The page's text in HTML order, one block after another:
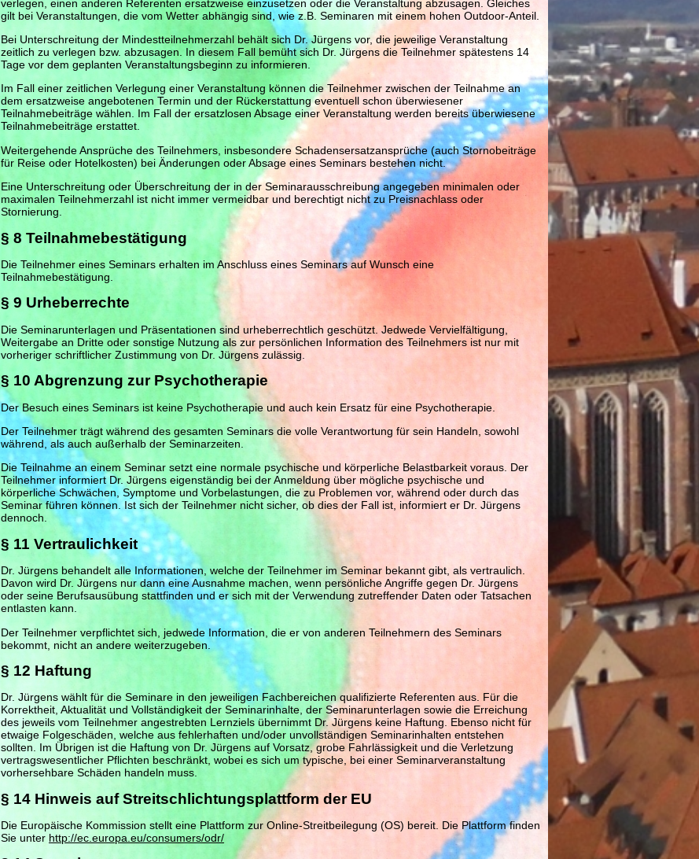
verlegen, einen anderen Referenten ersatzweise einzusetzen oder die Veranstaltung abzusagen. Gleiches
gilt bei Veranstaltungen, die vom Wetter abhängig sind, wie z.B. Seminaren mit einem hohen Outdoor-Anteil.
Bei Unterschreitung der Mindestteilnehmerzahl behält sich Dr. Jürgens vor, die jeweilige Veranstaltung
zeitlich zu verlegen bzw. abzusagen. In diesem Fall bemüht sich Dr. Jürgens die Teilnehmer spätestens 14
Tage vor dem geplanten Veranstaltungsbeginn zu informieren.
Im Fall einer zeitlichen Verlegung einer Veranstaltung können die Teilnehmer zwischen der Teilnahme an
dem ersatzweise angebotenen Termin und der Rückerstattung eventuell schon überwiesener
Teilnahmebeiträge wählen. Im Fall der ersatzlosen Absage einer Veranstaltung werden bereits überwiesene
Teilnahmebeiträge erstattet.
Weitergehende Ansprüche des Teilnehmers, insbesondere Schadensersatzansprüche (auch Stornobeiträge
für Reise oder Hotelkosten) bei Änderungen oder Absage eines Seminars bestehen nicht.
Eine Unterschreitung oder Überschreitung der in der Seminarausschreibung angegeben minimalen oder
maximalen Teilnehmerzahl ist nicht immer vermeidbar und berechtigt nicht zu Preisnachlass oder
Stornierung.
§ 8 Teilnahmebestätigung
Die Teilnehmer eines Seminars erhalten im Anschluss eines Seminars auf Wunsch eine
Teilnahmebestätigung.
§ 9 Urheberrechte
Die Seminarunterlagen und Präsentationen sind urheberrechtlich geschützt. Jedwede Vervielfältigung,
Weitergabe an Dritte oder sonstige Nutzung als zur persönlichen Information des Teilnehmers ist nur mit
vorheriger schriftlicher Zustimmung von Dr. Jürgens zulässig.
§ 10 Abgrenzung zur Psychotherapie
Der Besuch eines Seminars ist keine Psychotherapie und auch kein Ersatz für eine Psychotherapie.
Der Teilnehmer trägt während des gesamten Seminars die volle Verantwortung für sein Handeln, sowohl
während, als auch außerhalb der Seminarzeiten.
Die Teilnahme an einem Seminar setzt eine normale psychische und körperliche Belastbarkeit voraus. Der
Teilnehmer informiert Dr. Jürgens eigenständig bei der Anmeldung über mögliche psychische und
körperliche Schwächen, Symptome und Vorbelastungen, die zu Problemen vor, während oder durch das
Seminar führen können. Ist sich der Teilnehmer nicht sicher, ob dies der Fall ist, informiert er Dr. Jürgens
dennoch.
§ 11 Vertraulichkeit
Dr. Jürgens behandelt alle Informationen, welche der Teilnehmer im Seminar bekannt gibt, als vertraulich.
Davon wird Dr. Jürgens nur dann eine Ausnahme machen, wenn persönliche Angriffe gegen Dr. Jürgens
oder seine Berufsausübung stattfinden und er sich mit der Verwendung zutreffender Daten oder Tatsachen
entlasten kann.
Der Teilnehmer verpflichtet sich, jedwede Information, die er von anderen Teilnehmern des Seminars
bekommt, nicht an andere weiterzugeben.
§ 12 Haftung
Dr. Jürgens wählt für die Seminare in den jeweiligen Fachbereichen qualifizierte Referenten aus. Für die
Korrektheit, Aktualität und Vollständigkeit der Seminarinhalte, der Seminarunterlagen sowie die Erreichung
des jeweils vom Teilnehmer angestrebten Lernziels übernimmt Dr. Jürgens keine Haftung. Ebenso nicht für
etwaige Folgeschäden, welche aus fehlerhaften und/oder unvollständigen Seminarinhalten entstehen
sollten. Im Übrigen ist die Haftung von Dr. Jürgens auf Vorsatz, grobe Fahrlässigkeit und die Verletzung
vertragswesentlicher Pflichten beschränkt, wobei es sich um typische, bei einer Seminarveranstaltung
vorhersehbare Schäden handeln muss.
§ 14 Hinweis auf Streitschlichtungsplattform der EU
Die Europäische Kommission stellt eine Plattform zur Online-Streitbeilegung (OS) bereit. Die Plattform finden
Sie unter http://ec.europa.eu/consumers/odr/